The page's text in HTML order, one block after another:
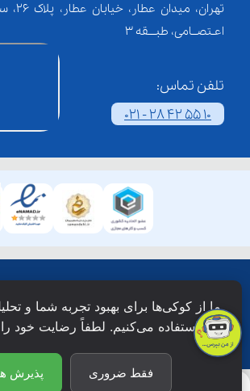
تهران،
اعـتصــامی، طبـــقه 3
تلفن تماس:
021 - 28 42 55 10
دانش نویان محفوظ
ما از کوکی‌ها برای بهبود تجربه شما و
استفاده می‌کنیم. لطفاً رضایت خود را
فقط ضروری پذیرش